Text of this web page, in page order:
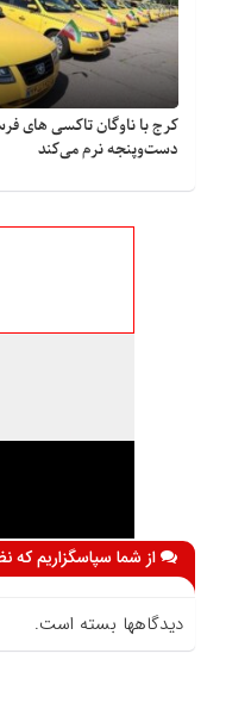
کرج با ناوگان تاکسی های
دست‌وپنجه نرم می‌کند
از شما سپاسگزاریم که
دیدگاهها بسته است.